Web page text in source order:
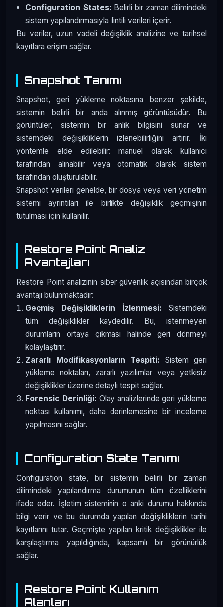
Configuration States: Belirli bir zaman dilimindeki
sistem yapılandırmasıyla ilintili verileri içerir.
Bu veriler, uzun vadeli değişiklik analizine ve tarihsel
kayıtlara erişim sağlar.
Snapshot Tanımı
Snapshot, geri yükleme noktasına benzer şekilde,
sistemin belirli bir anda alınmış görüntüsüdür. Bu
görüntüler, sistemin bir anlık bilgisini sunar ve
sistemdeki değişikliklerin izlenebilirliğini artırır. İki
yöntemle elde edilebilir: manuel olarak kullanıcı
tarafından alınabilir veya otomatik olarak sistem
tarafından oluşturulabilir.
Snapshot verileri genelde, bir dosya veya veri yönetim
sistemi ayrıntıları ile birlikte değişiklik geçmişinin
tutulması için kullanılır.
Restore Point Analiz
Avantajları
Restore Point analizinin siber güvenlik açısından birçok
avantajı bulunmaktadır:
Geçmiş Değişikliklerin İzlenmesi: Sistemdeki
tüm değişiklikler kaydedilir. Bu, istenmeyen
durumların ortaya çıkması halinde geri dönmeyi
kolaylaştırır.
Zararlı Modifikasyonların Tespiti: Sistem geri
yükleme noktaları, zararlı yazılımlar veya yetkisiz
değişiklikler üzerine detaylı tespit sağlar.
Forensic Derinliği: Olay analizlerinde geri yükleme
noktası kullanımı, daha derinlemesine bir inceleme
yapılmasını sağlar.
Configuration State Tanımı
Configuration state, bir sistemin belirli bir zaman
dilimindeki yapılandırma durumunun tüm özelliklerini
ifade eder. İşletim sisteminin o anki durumu hakkında
bilgi verir ve bu durumda yapılan değişikliklerin tarihi
kayıtlarını tutar. Geçmişte yapılan kritik değişiklikler ile
karşılaştırma yapıldığında, kapsamlı bir görünürlük
sağlar.
Restore Point Kullanım
Alanları